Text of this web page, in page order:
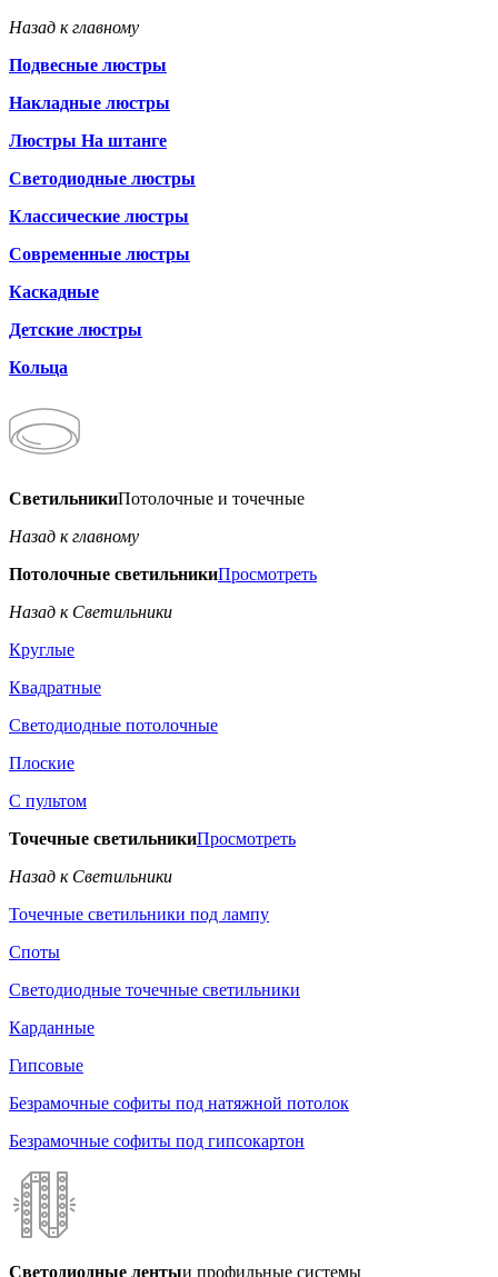
Назад к главному
Подвесные люстры
Накладные люстры
Люстры На штанге
Светодиодные люстры
Классические люстры
Современные люстры
Каскадные
Детские люстры
Кольца
СветильникиПотолочные и точечные
Назад к главному
Потолочные светильникиПросмотреть
Назад к Светильники
Круглые
Квадратные
Светодиодные потолочные
Плоские
С пультом
Точечные светильникиПросмотреть
Назад к Светильники
Точечные светильники под лампу
Споты
Светодиодные точечные светильники
Карданные
Гипсовые
Безрамочные софиты под натяжной потолок
Безрамочные софиты под гипсокартон
Светодиодные лентыи профильные системы